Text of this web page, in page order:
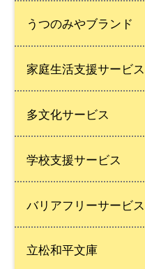
うつのみやブランド
家庭生活支援サービス
多文化サービス
学校支援サービス
バリアフリーサービス
立松和平文庫